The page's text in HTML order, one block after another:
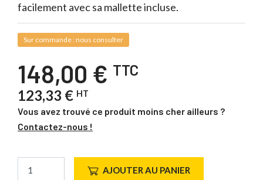
facilement avec sa mallette incluse.
Sur commande : nous consulter
148,00 € TTC
123,33 € HT
Vous avez trouvé ce produit moins cher ailleurs ?
Contactez-nous !
AJOUTER AU PANIER